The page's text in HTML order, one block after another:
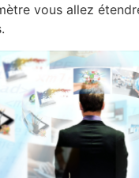
vous allez